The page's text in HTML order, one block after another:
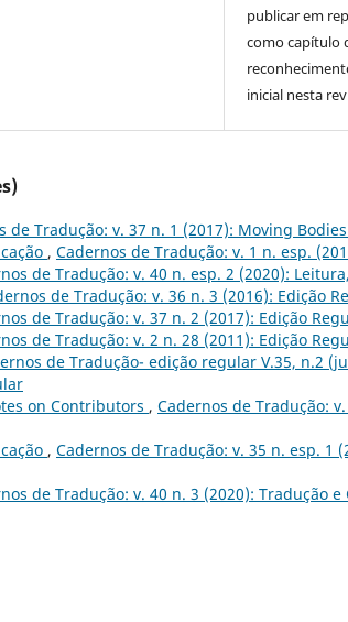
publicar em
como capítulo
inicial nesta
de Tradução: v. 37 n. 1 (2017): Moving
, Cadernos de Tradução: v. 1 n. esp.
de Tradução: v. 40 n. esp. 2 (2020):
de Tradução: v. 36 n. 3 (2016): Edição
de Tradução: v. 37 n. 2 (2017): Edição
de Tradução: v. 2 n. 28 (2011): Edição
de Tradução- edição regular V.35, n.2
on Contributors , Cadernos de Tradução:
, Cadernos de Tradução: v. 35 n. esp. 1
de Tradução: v. 40 n. 3 (2020): Tradução e